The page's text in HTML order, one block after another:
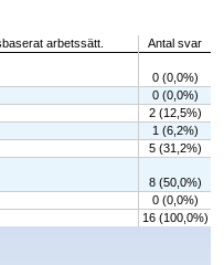
arbetssätt.
Antal svar
0 (0,0%)
0 (0,0%)
2 (12,5%)
1 (6,2%)
5 (31,2%)
8 (50,0%)
0 (0,0%)
16 (100,0%)